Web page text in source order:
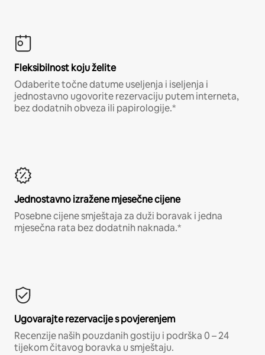
Fleksibilnost koju želite
Odaberite točne datume useljenja i iseljenja i
jednostavno ugovorite rezervaciju putem interneta,
bez dodatnih obveza ili papirologije.*
Jednostavno izražene mjesečne cijene
Posebne cijene smještaja za duži boravak i jedna
mjesečna rata bez dodatnih naknada.*
Ugovarajte rezervacije s povjerenjem
Recenzije naših pouzdanih gostiju i podrška 0 – 24
tijekom čitavog boravka u smještaju.